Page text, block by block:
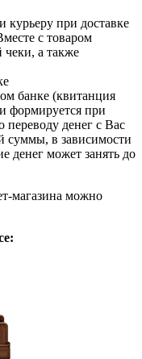
курьеру при доставке
с товаром
чеки, а также
банке (квитанция
формируется при
переводу денег с Вас
суммы, в зависимости
денег может занять до
магазина можно